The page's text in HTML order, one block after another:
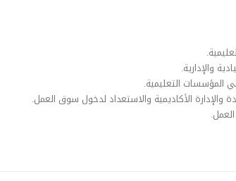
والإدارية.
المؤسسات التعليمية.
والإدارة الأكاديمية والاستعداد لدخول سوق العمل.